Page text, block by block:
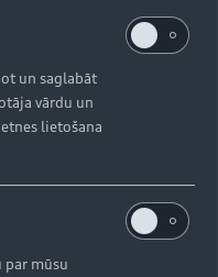
ko var veikt ar
400
visu zemgrīdas
automobiļa īpaši
un saglabāt
vārdu un
lietošana
mūsu